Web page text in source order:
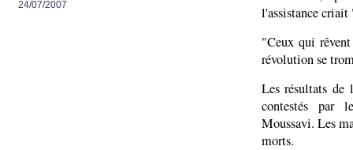
24/07/2007
l'assistance
"Ceux qui
révolution se
Les résultats
contestés par
Moussavi. Les
morts.